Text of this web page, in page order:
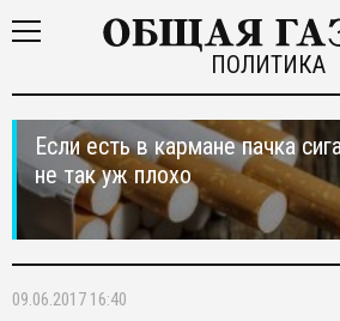
ПОЛИТИКА
Если есть в кармане пачка
не так уж плохо
09.06.2017 16:40